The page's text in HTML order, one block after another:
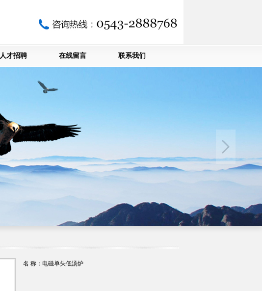
人才招聘 在线留言 联系我们
名 称：电磁单头低汤炉